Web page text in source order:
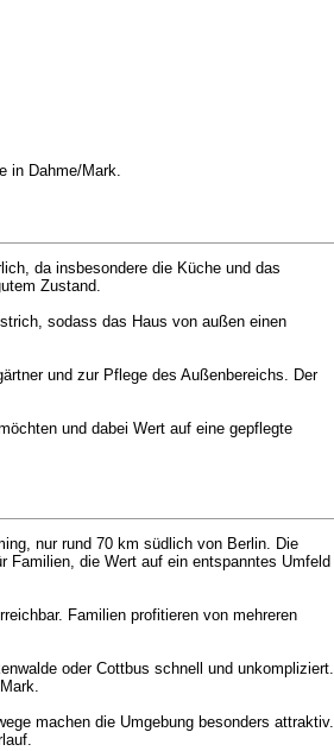
in Dahme/Mark.
da insbesondere die Küche und das
Zustand.
sodass das Haus von außen einen
und zur Pflege des Außenbereichs. Der
und dabei Wert auf eine gepflegte
nur rund 70 km südlich von Berlin. Die
Familien, die Wert auf ein entspanntes Umfeld
Familien profitieren von mehreren
oder Cottbus schnell und unkompliziert.
machen die Umgebung besonders attraktiv.